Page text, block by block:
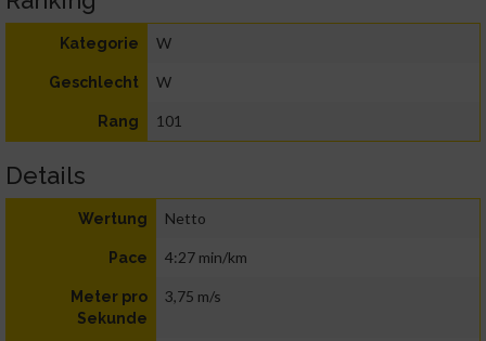
Kategorie W
Geschlecht W
Rang 101
Details
Wertung Netto
Pace 4:27 min/km
Meter pro
Sekunde
3,75 m/s